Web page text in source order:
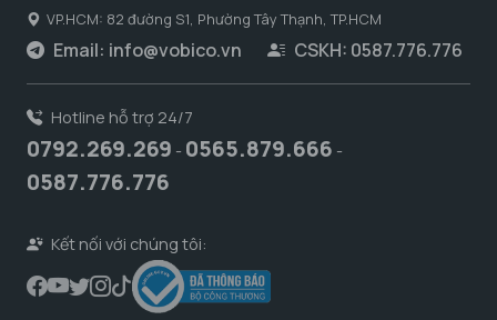
VP.HCM: 82 đường S1, Phường Tây Thạnh, TP.HCM
Email: info@vobico.vn CSKH: 0587.776.776
Hotline hỗ trợ 24/7
0792.269.269 - 0565.879.666 -
0587.776.776
Kết nối với chúng tôi: